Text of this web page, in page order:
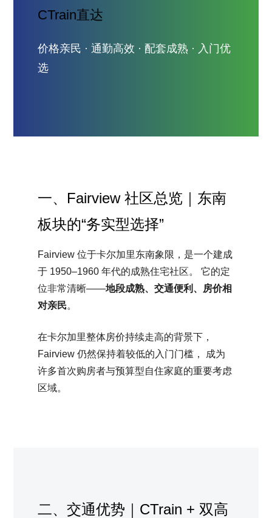
CTrain直达
价格亲民 · 通勤高效 · 配套成熟 · 入门优
选
一、Fairview 社区总览｜东南
板块的“务实型选择”
Fairview 位于卡尔加里东南象限，是一个建成
于 1950–1960 年代的成熟住宅社区。 它的定
位非常清晰——地段成熟、交通便利、房价相
对亲民。
在卡尔加里整体房价持续走高的背景下，
Fairview 仍然保持着较低的入门门槛， 成为
许多首次购房者与预算型自住家庭的重要考虑
区域。
二、交通优势｜CTrain + 双高